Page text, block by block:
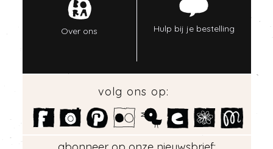
Over ons Hulp bij je bestelling
volg ons op: